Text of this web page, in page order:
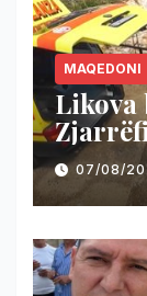
MAQEDONI
Likova
07/08/